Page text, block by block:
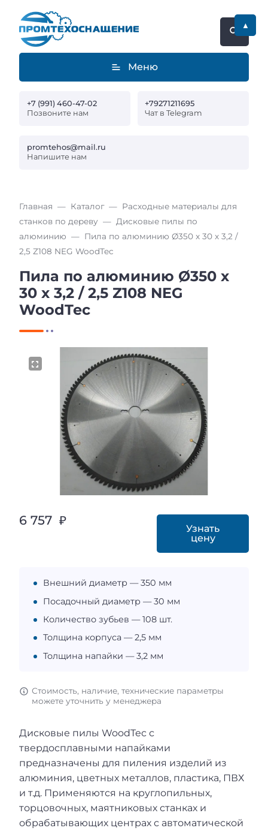
Меню
+7 (991) 460-47-02
Позвоните нам
+79271211695
Чат в Telegram
promtehos@mail.ru
Напишите нам
Главная Каталог
Расходные материалы для
станков по дереву
Дисковые пилы по
алюминию
Пила по алюминию Ø350 x 30 x 3,2 /
2,5 Z108 NEG WoodTec
Пила по алюминию Ø350 x
30 x 3,2 / 2,5 Z108 NEG
WoodTec
6 757 ₽
Узнать
цену
Внешний диаметр — 350 мм
Посадочный диаметр — 30 мм
Количество зубьев — 108 шт.
Толщина корпуса — 2,5 мм
Толщина напайки — 3,2 мм
Стоимость, наличие, технические параметры
можете уточнить у менеджера
Дисковые пилы WoodTec с
твердосплавными напайками
предназначены для пиления изделий из
алюминия, цветных металлов, пластика, ПВХ
и т.д. Применяются на круглопильных,
торцовочных, маятниковых станках и
обрабатывающих центрах с автоматической
▲